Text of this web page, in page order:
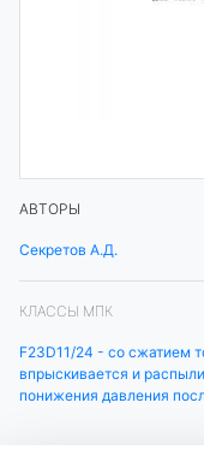
АВТОРЫ
Секретов А.Д.
КЛАССЫ МПК
F23D11/24 - со сжатием
впрыскивается и
понижения давления